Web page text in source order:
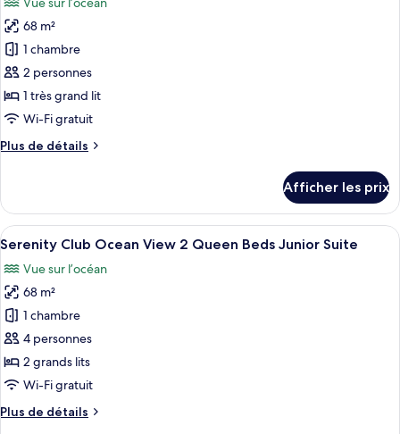
vue
partielle
sur
l'océan
grand
lit,
balcon,
vue
partielle
sur
l'océan
les
photos
pour
ce
type
de
chambre :
Serenity
View
King
Bed
Junior
Suite
68 m²
1 chambre
2 personnes
1 très grand lit
Wi-Fi gratuit
Plus de détails
Plus
Serenity
Club
Ocean
King
Bed
Junior
Suite
Afficher les prix
Afficher
toutes
les
photos
pour
ce
type
de
chambre :
Serenity
Une chambre d’hôtel avec deux lits,
6
Serenity Club Ocean View 2 Queen Beds Junior Suite
Vue sur l’océan
68 m²
1 chambre
4 personnes
2 grands lits
Wi-Fi gratuit
Plus de détails
Plus